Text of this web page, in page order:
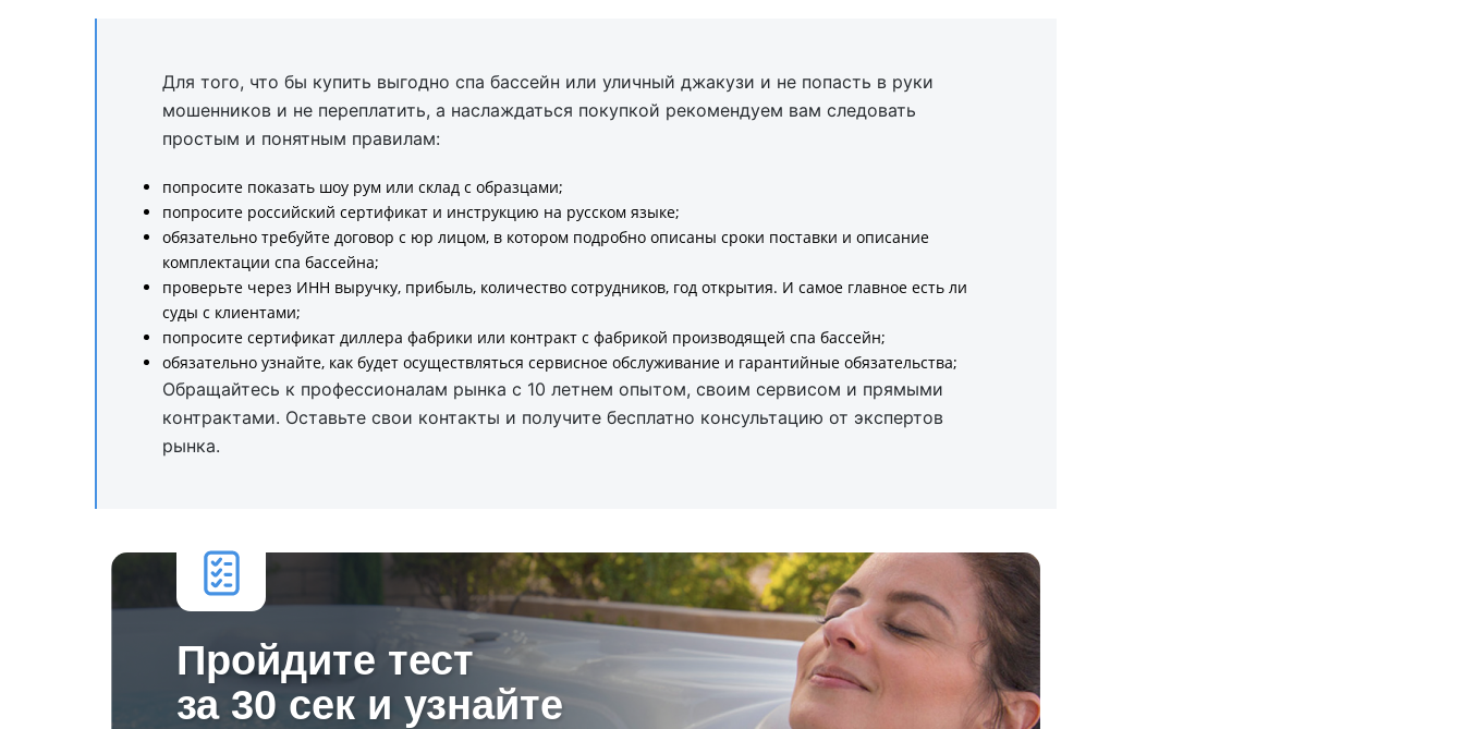
Для того, что бы купить выгодно спа бассейн или уличный джакузи и не попасть в руки
мошенников и не переплатить, а наслаждаться покупкой рекомендуем вам следовать
простым и понятным правилам:
попросите показать шоу рум или склад с образцами;
попросите российский сертификат и инструкцию на русском языке;
обязательно требуйте договор с юр лицом, в котором подробно описаны сроки поставки и описание
комплектации спа бассейна;
проверьте через ИНН выручку, прибыль, количество сотрудников, год открытия. И самое главное есть ли
суды с клиентами;
попросите сертификат диллера фабрики или контракт с фабрикой производящей спа бассейн;
обязательно узнайте, как будет осуществляться сервисное обслуживание и гарантийные обязательства;
Обращайтесь к профессионалам рынка с 10 летнем опытом, своим сервисом и прямыми
контрактами. Оставьте свои контакты и получите бесплатно консультацию от экспертов
рынка.
Пройдите тест
за 30 сек и узнайте